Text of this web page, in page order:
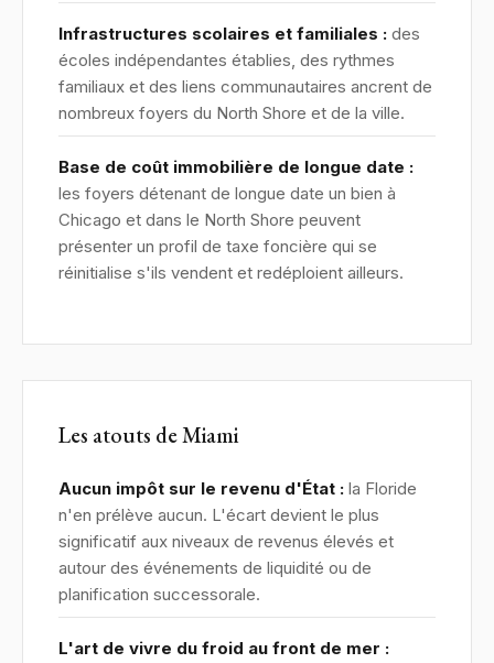
Infrastructures scolaires et familiales : des
écoles indépendantes établies, des rythmes
familiaux et des liens communautaires ancrent de
nombreux foyers du North Shore et de la ville.
Base de coût immobilière de longue date :
les foyers détenant de longue date un bien à
Chicago et dans le North Shore peuvent
présenter un profil de taxe foncière qui se
réinitialise s'ils vendent et redéploient ailleurs.
Les atouts de Miami
Aucun impôt sur le revenu d'État : la Floride
n'en prélève aucun. L'écart devient le plus
significatif aux niveaux de revenus élevés et
autour des événements de liquidité ou de
planification successorale.
L'art de vivre du froid au front de mer :